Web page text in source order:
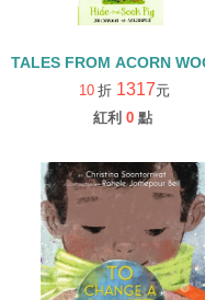
TALES FROM ACORN
10 折 1317元
紅利 0 點